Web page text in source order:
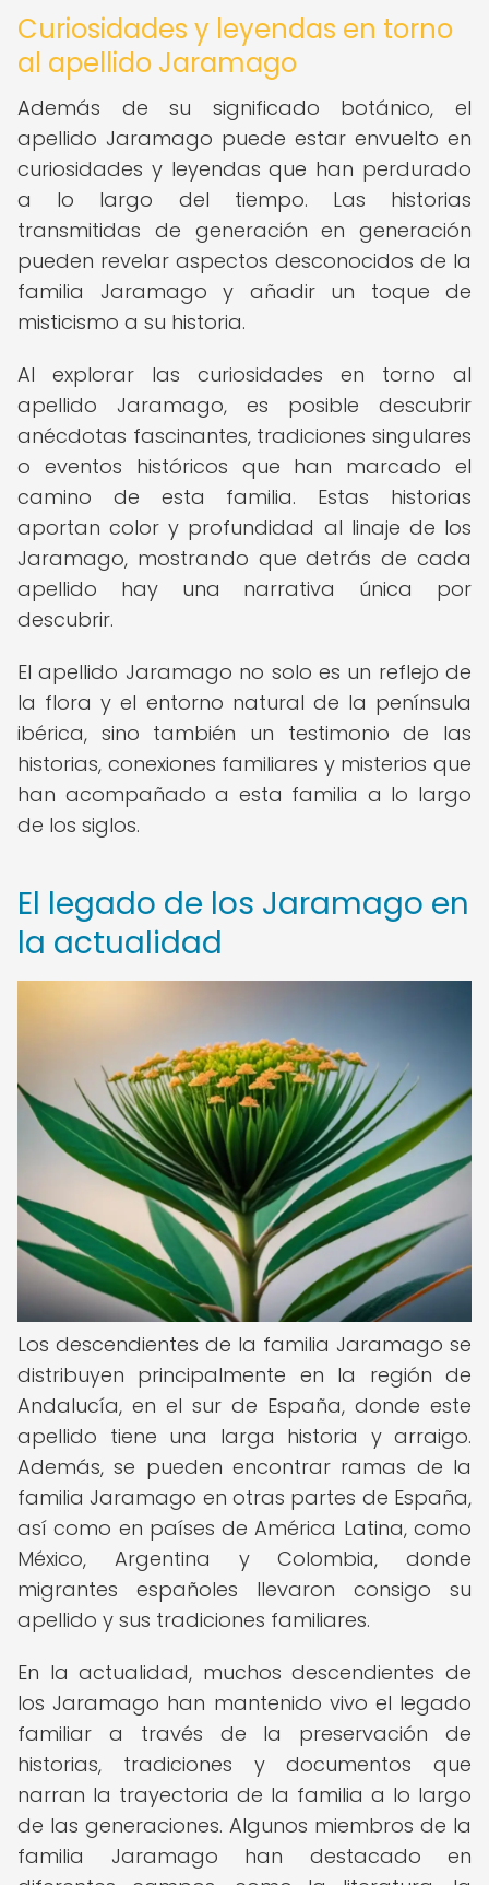
Curiosidades y leyendas en torno
al apellido Jaramago
Además de su significado botánico, el
apellido Jaramago puede estar envuelto en
curiosidades y leyendas que han perdurado
a lo largo del tiempo. Las historias
transmitidas de generación en generación
pueden revelar aspectos desconocidos de la
familia Jaramago y añadir un toque de
misticismo a su historia.
Al explorar las curiosidades en torno al
apellido Jaramago, es posible descubrir
anécdotas fascinantes, tradiciones singulares
o eventos históricos que han marcado el
camino de esta familia. Estas historias
aportan color y profundidad al linaje de los
Jaramago, mostrando que detrás de cada
apellido hay una narrativa única por
descubrir.
El apellido Jaramago no solo es un reflejo de
la flora y el entorno natural de la península
ibérica, sino también un testimonio de las
historias, conexiones familiares y misterios que
han acompañado a esta familia a lo largo
de los siglos.
El legado de los Jaramago en
la actualidad
Los descendientes de la familia Jaramago se
distribuyen principalmente en la región de
Andalucía, en el sur de España, donde este
apellido tiene una larga historia y arraigo.
Además, se pueden encontrar ramas de la
familia Jaramago en otras partes de España,
así como en países de América Latina, como
México, Argentina y Colombia, donde
migrantes españoles llevaron consigo su
apellido y sus tradiciones familiares.
En la actualidad, muchos descendientes de
los Jaramago han mantenido vivo el legado
familiar a través de la preservación de
historias, tradiciones y documentos que
narran la trayectoria de la familia a lo largo
de las generaciones. Algunos miembros de la
familia Jaramago han destacado en